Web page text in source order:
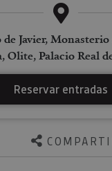
Javier, Monasterio
Olite, Palacio Real
Reservar entradas